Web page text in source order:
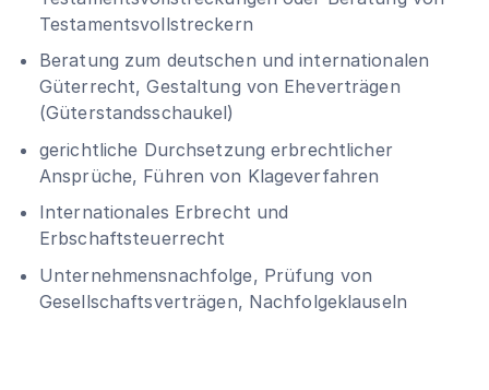
Testamentsvollstreckern
Beratung zum deutschen und internationalen
Güterrecht, Gestaltung von Eheverträgen
(Güterstandsschaukel)
gerichtliche Durchsetzung erbrechtlicher
Ansprüche, Führen von Klageverfahren
Internationales Erbrecht und
Erbschaftsteuerrecht
Unternehmensnachfolge, Prüfung von
Gesellschaftsverträgen, Nachfolgeklauseln